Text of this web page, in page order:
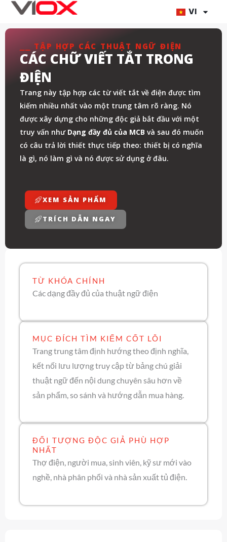
Chuyển
nội
VI
⎯⎯ TẬP HỢP CÁC THUẬT NGỮ ĐIỆN
CÁC CHỮ VIẾT TẮT TRONG
ĐIỆN
Trang này tập hợp các từ viết tắt về điện được tìm
kiếm nhiều nhất vào một trung tâm rõ ràng. Nó
được xây dựng cho những độc giả bắt đầu với một
truy vấn như Dạng đầy đủ của MCB và sau đó muốn
có câu trả lời thiết thực tiếp theo: thiết bị có nghĩa
là gì, nó làm gì và nó được sử dụng ở đâu.
XEM SẢN PHẨM
TRÍCH DẪN NGAY
TỪ KHÓA CHÍNH
Các dạng đầy đủ của thuật ngữ điện
MỤC ĐÍCH TÌM KIẾM CỐT LÕI
Trang trung tâm định hướng theo định nghĩa,
kết nối lưu lượng truy cập từ bảng chú giải
thuật ngữ đến nội dung chuyên sâu hơn về
sản phẩm, so sánh và hướng dẫn mua hàng.
ĐỐI TƯỢNG ĐỘC GIẢ PHÙ HỢP
NHẤT
Thợ điện, người mua, sinh viên, kỹ sư mới vào
nghề, nhà phân phối và nhà sản xuất tủ điện.